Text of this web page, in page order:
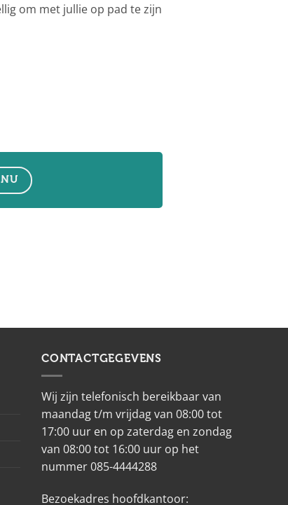
om met jullie op pad te zijn
CONTACTGEGEVENS
Wij zijn telefonisch bereikbaar van
maandag t/m vrijdag van 08:00 tot
17:00 uur en op zaterdag en zondag
van 08:00 tot 16:00 uur op het
nummer 085-4444288
Bezoekadres hoofdkantoor: